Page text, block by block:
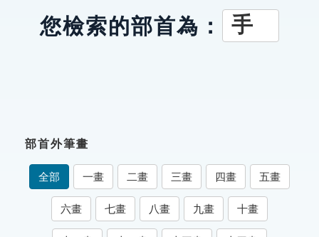
成語故事
索引選單
知識索引
單字索引
您檢索的部首為： 手
部首外筆畫
全部 一畫 二畫 三畫 四畫 五畫
六畫 七畫 八畫 九畫 十畫